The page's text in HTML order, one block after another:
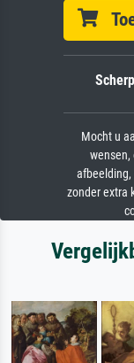
Mocht u
wensen,
afbeelding,
zonder extra